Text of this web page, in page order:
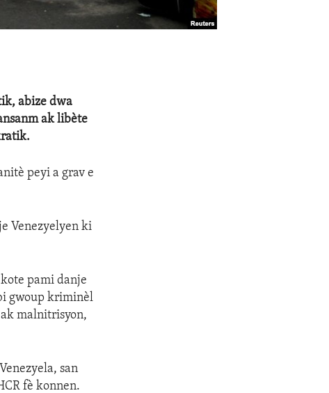
abize dwa
ak libète
peyi a grav e
Venezyelyen ki
pami danje
gwoup kriminèl
malnitrisyon,
san
fè konnen.